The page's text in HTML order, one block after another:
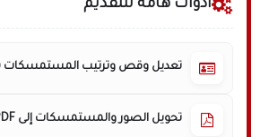
أدوات هامة للتقديم
تعديل وقص وترتيب المستمسكات
تحويل الصور والمستمسكات إلى PDF والعكس